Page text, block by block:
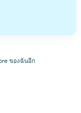
ของฉันอีก